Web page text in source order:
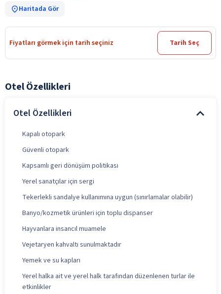
Haritada Gör
Fiyatları görmek için tarih seçiniz Tarih Seç
Otel Özellikleri
Otel Özellikleri
Kapalı otopark
Güvenli otopark
Kapsamlı geri dönüşüm politikası
Yerel sanatçılar için sergi
Tekerlekli sandalye kullanımına uygun (sınırlamalar olabilir)
Banyo/kozmetik ürünleri için toplu dispanser
Hayvanlara insancıl muamele
Vejetaryen kahvaltı sunulmaktadır
Yemek ve su kapları
Yerel halka ait ve yerel halk tarafından düzenlenen turlar ile
etkinlikler